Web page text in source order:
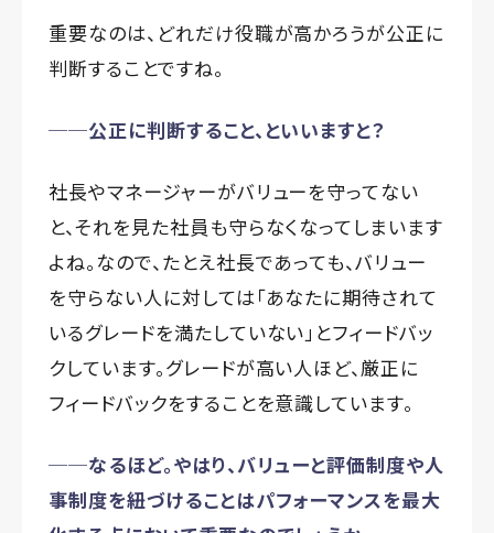
重要なのは、どれだけ役職が高かろうが公正に
判断することですね。
──公正に判断すること、といいますと？
社長やマネージャーがバリューを守ってない
と、それを見た社員も守らなくなってしまいます
よね。なので、たとえ社長であっても、バリュー
を守らない人に対しては「あなたに期待されて
いるグレードを満たしていない」とフィードバッ
クしています。グレードが高い人ほど、厳正に
フィードバックをすることを意識しています。
──なるほど。やはり、バリューと評価制度や人
事制度を紐づけることはパフォーマンスを最大